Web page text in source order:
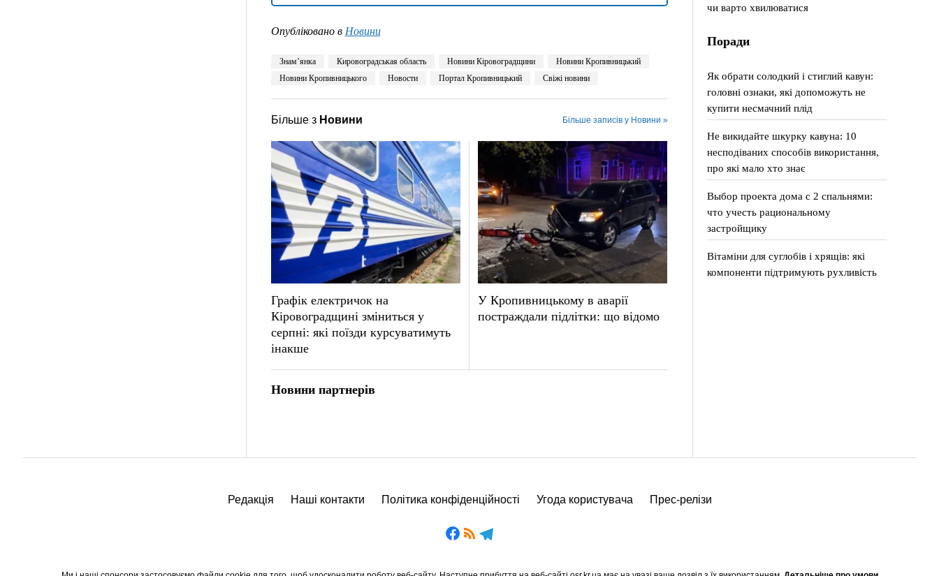
Опубліковано в Новини
Знам’янка Кировоградськая область Новини Кіровоградщини
Новини Кропивницький
Новини Кропивницького
Новости Портал Кропивницький Свіжі новини
Більше з Новини Більше записів у Новини »
Графік електричок на
Кіровоградщині зміниться у
серпні: які поїзди курсуватимуть
інакше
У Кропивницькому в аварії
постраждали підлітки: що відомо
Новини партнерів
чи варто хвилюватися
Поради
Як обрати солодкий і стиглий кавун:
головні ознаки, які допоможуть не
купити несмачний плід
Не викидайте шкурку кавуна: 10
несподіваних способів використання,
про які мало хто знає
Выбор проекта дома с 2 спальнями:
что учесть рациональному
застройщику
Вітаміни для суглобів і хрящів: які
компоненти підтримують рухливість
Редакція Наші контакти Політика конфіденційності Угода користувача Прес-релізи